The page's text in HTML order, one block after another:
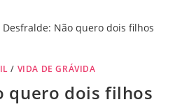
/ VIDA DE GRÁVIDA
quero dois filhos